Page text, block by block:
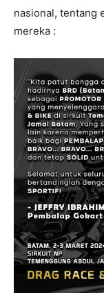
nasional, tentang
mereka :